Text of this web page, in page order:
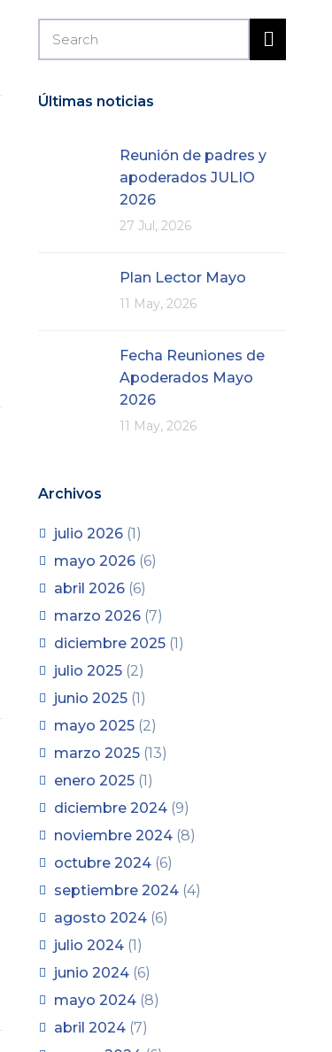
Últimas noticias
Reunión de padres y
apoderados JULIO
2026
27 Jul, 2026
Plan Lector Mayo
11 May, 2026
Fecha Reuniones de
Apoderados Mayo
2026
11 May, 2026
Archivos
julio 2026 (1)
mayo 2026 (6)
abril 2026 (6)
marzo 2026 (7)
diciembre 2025 (1)
julio 2025 (2)
junio 2025 (1)
mayo 2025 (2)
marzo 2025 (13)
enero 2025 (1)
diciembre 2024 (9)
noviembre 2024 (8)
octubre 2024 (6)
septiembre 2024 (4)
agosto 2024 (6)
julio 2024 (1)
junio 2024 (6)
mayo 2024 (8)
abril 2024 (7)